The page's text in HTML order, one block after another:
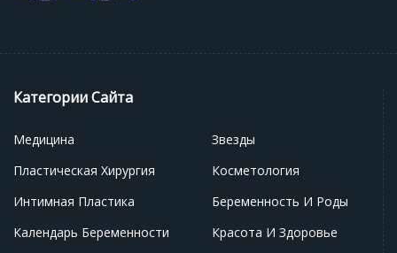
Категории Сайта
Медицина
Звезды
Пластическая Хирургия
Косметология
Интимная Пластика
Беременность И Роды
Календарь Беременности
Красота И Здоровье